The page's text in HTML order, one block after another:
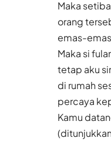
Maka
orang
emas-
Maka si
tetap aku
di rumah
percaya
Kamu